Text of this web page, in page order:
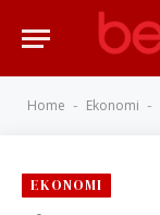
Home - Ekonomi -
EKONOMI